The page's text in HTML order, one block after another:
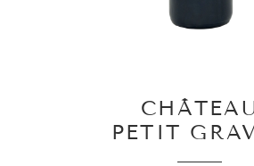
CHÂTEAU
PETIT